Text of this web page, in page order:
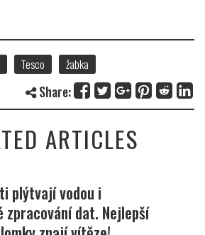
Tesco žabka
Share:
ARTICLES
plýtvají vodou i
zpracování dat. Nejlepší